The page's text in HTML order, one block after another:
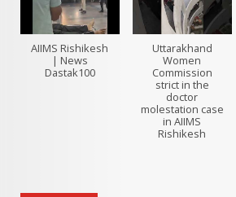
AIIMS Rishikesh
| News
Dastak100
Uttarakhand
Women
Commission
strict in the
doctor
molestation case
in AIIMS
Rishikesh